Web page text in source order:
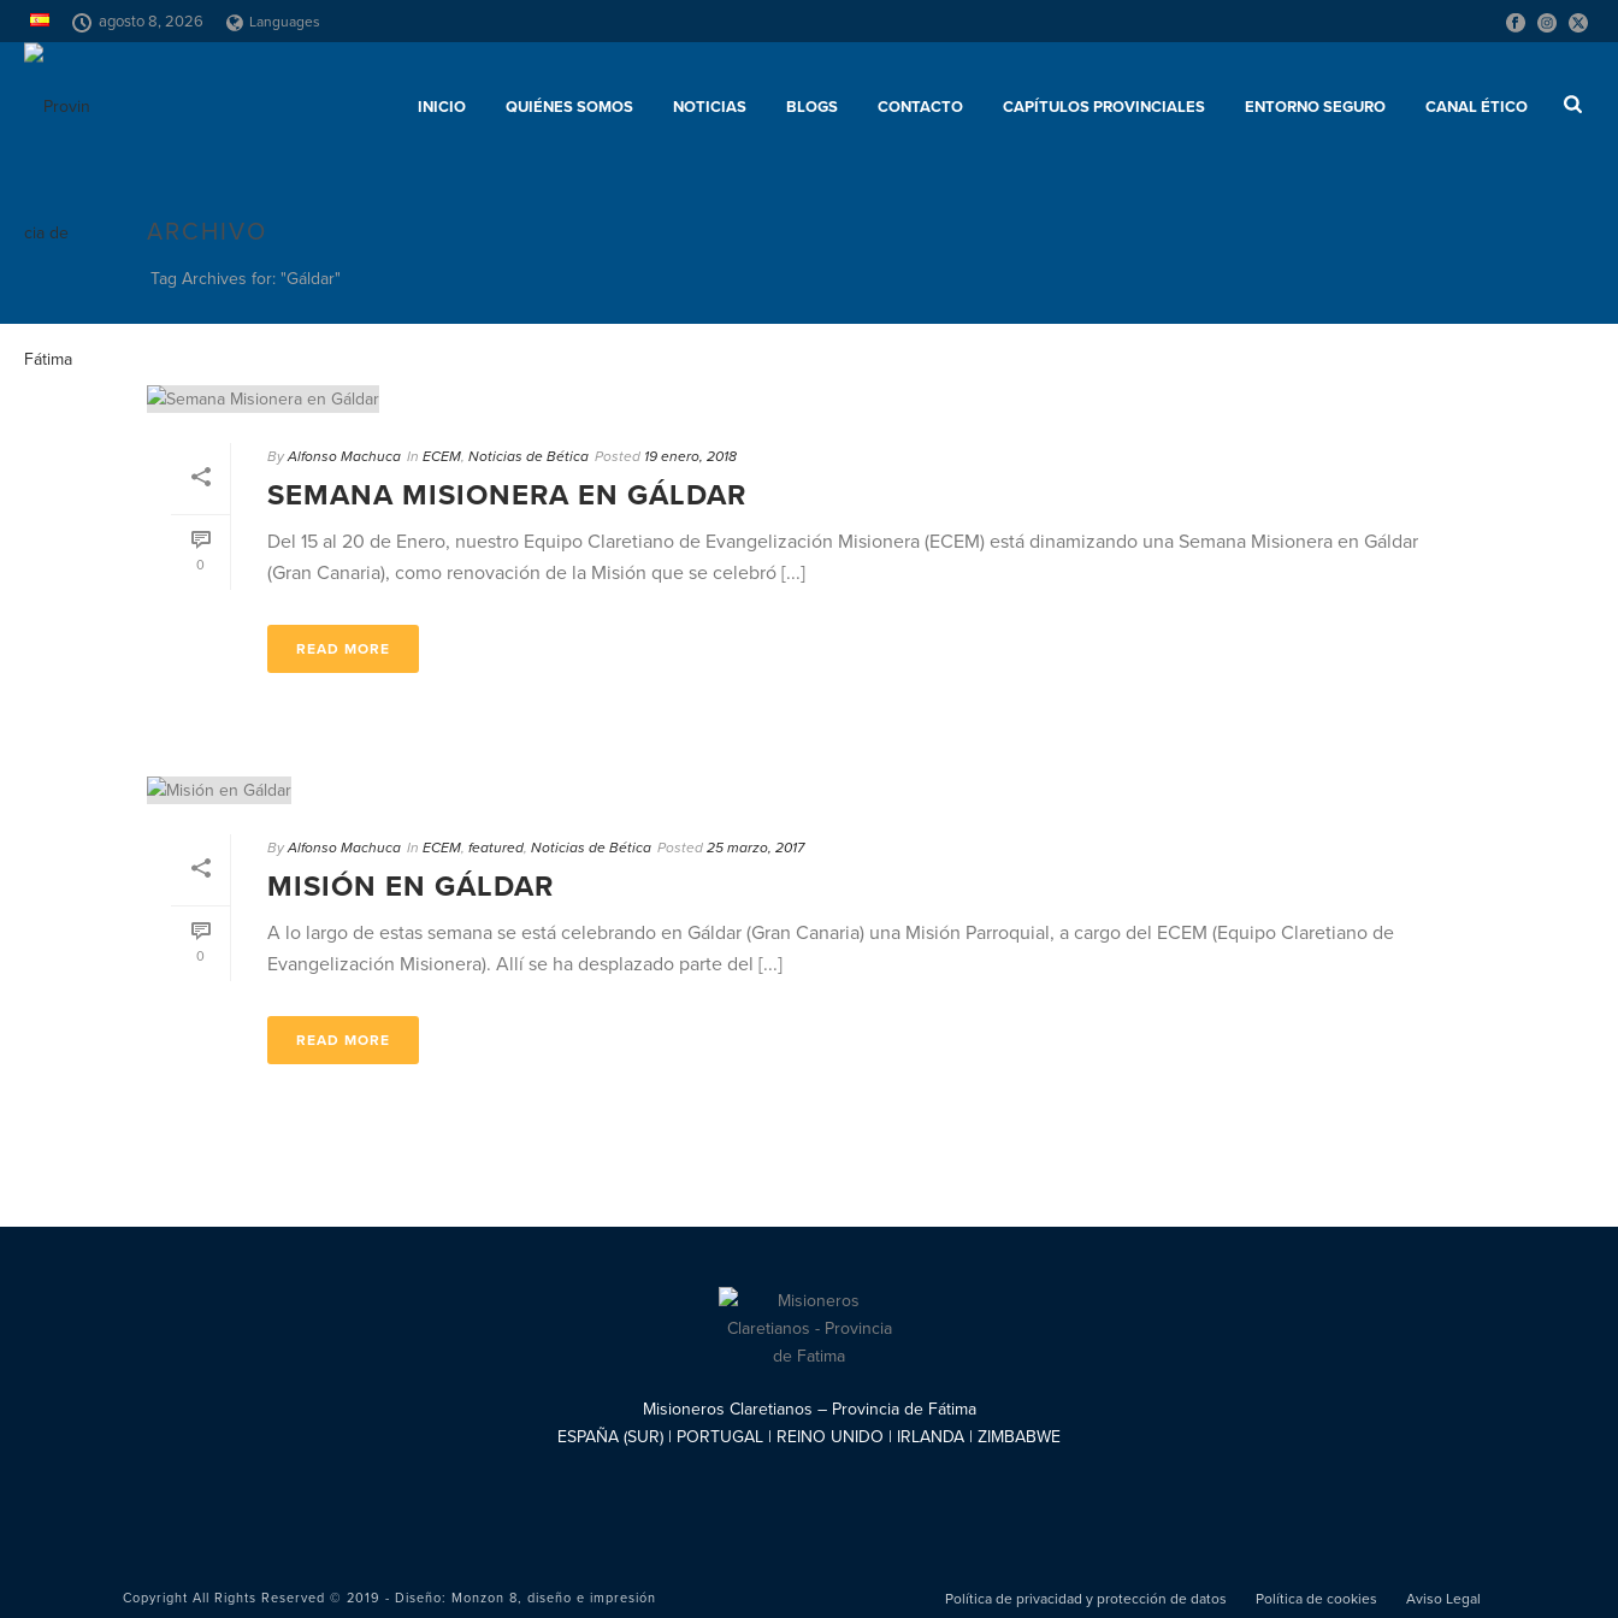
agosto 8, 2026 Languages
INICIO QUIÉNES SOMOS NOTICIAS BLOGS CONTACTO CAPÍTULOS PROVINCIALES ENTORNO SEGURO CANAL ÉTICO
ARCHIVO
Tag Archives for: "Gáldar"
0
By Alfonso Machuca In ECEM, Noticias de Bética Posted 19 enero, 2018
SEMANA MISIONERA EN GÁLDAR
Del 15 al 20 de Enero, nuestro Equipo Claretiano de Evangelización Misionera (ECEM) está dinamizando una Semana Misionera en Gáldar
(Gran Canaria), como renovación de la Misión que se celebró [...]
READ MORE
0
By Alfonso Machuca In ECEM, featured, Noticias de Bética Posted 25 marzo, 2017
MISIÓN EN GÁLDAR
A lo largo de estas semana se está celebrando en Gáldar (Gran Canaria) una Misión Parroquial, a cargo del ECEM (Equipo Claretiano de
Evangelización Misionera). Allí se ha desplazado parte del [...]
READ MORE
Misioneros Claretianos – Provincia de Fátima
ESPAÑA (SUR) | PORTUGAL | REINO UNIDO | IRLANDA | ZIMBABWE
Copyright All Rights Reserved © 2019 - Diseño: Monzon 8, diseño e impresión Política de privacidad y protección de datos Política de cookies Aviso Legal